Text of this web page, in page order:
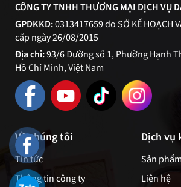
CÔNG TY TNHH THƯƠNG MẠI DỊCH VỤ
GPDKKD:0313417659 do SỞ KẾ HOẠCH
cấp ngày 26/08/2015
Địa chỉ:93/6 Đường số 1, Phường Hạnh
Hồ Chí Minh, Việt Nam
Về chúng tôi
Tin tức
Thông tin công ty
Dịch vụ
Sản phẩm
Liên hệ